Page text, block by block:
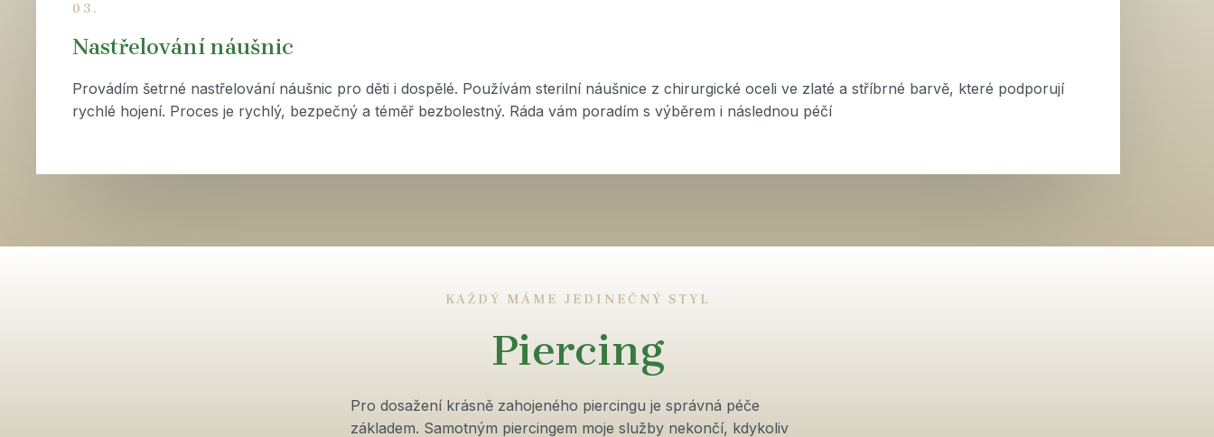
03.
Nastřelování náušnic
Provádím šetrné nastřelování náušnic pro děti i dospělé. Používám sterilní náušnice z chirurgické oceli ve zlaté a stříbrné barvě, které podporují
rychlé hojení. Proces je rychlý, bezpečný a téměř bezbolestný. Ráda vám poradím s výběrem i následnou péčí
KAŽDÝ MÁME JEDINEČNÝ STYL
Piercing
Pro dosažení krásně zahojeného piercingu je správná péče
základem. Samotným piercingem moje služby nekončí, kdykoliv